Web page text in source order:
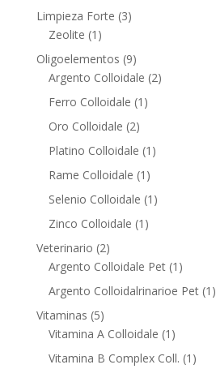
Limpieza Forte 33
Zeolite 1 1
product
Oligoelementos 99
products
Argento Colloidale 22
Ferro Colloidale 1 1
Oro Colloidale 22
products
Platino Colloidale 1 1
Rame Colloidale 1 1
product
Selenio Colloidale 1 1
Zinco Colloidale 1 1
Veterinario 22
products
Argento Colloidale Pet 1 1
product
Argento Colloidalrinarioe Pet 1 1
Vitaminas 55
products
Vitamina A Colloidale 1 1
product
Vitamina B Complex Coll. 1 1